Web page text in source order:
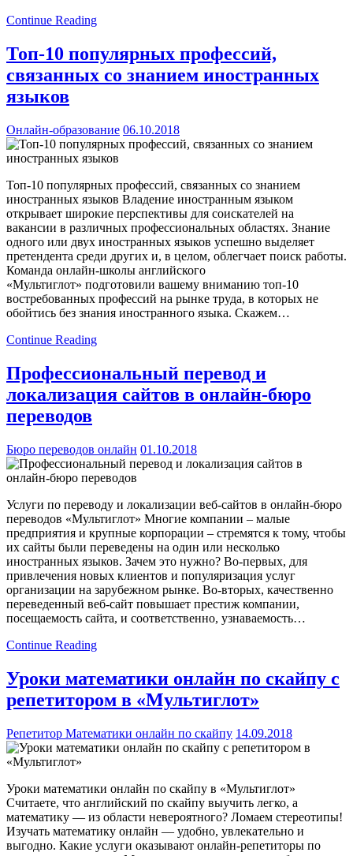
Continue Reading
Топ-10 популярных профессий,
связанных со знанием иностранных
языков
Онлайн-образование 06.10.2018
Топ-10 популярных профессий, связанных со знанием
иностранных языков Владение иностранным языком
открывает широкие перспективы для соискателей на
вакансии в различных профессиональных областях. Знание
одного или двух иностранных языков успешно выделяет
претендента среди других и, в целом, облегчает поиск работы.
Команда онлайн-школы английского
«Мультиглот» подготовили вашему вниманию топ-10
востребованных профессий на рынке труда, в которых не
обойтись без знания иностранного языка. Скажем…
Continue Reading
Профессиональный перевод и
локализация сайтов в онлайн-бюро
переводов
Бюро переводов онлайн 01.10.2018
Услуги по переводу и локализации веб-сайтов в онлайн-бюро
переводов «Мультиглот» Многие компании – малые
предприятия и крупные корпорации – стремятся к тому, чтобы
их сайты были переведены на один или несколько
иностранных языков. Зачем это нужно? Во-первых, для
привлечения новых клиентов и популяризация услуг
организации на зарубежном рынке. Во-вторых, качественно
переведенный веб-сайт повышает престиж компании,
посещаемость сайта, и соответственно, узнаваемость…
Continue Reading
Уроки математики онлайн по скайпу с
репетитором в «Мультиглот»
Репетитор Математики онлайн по скайпу 14.09.2018
Уроки математики онлайн по скайпу в «Мультиглот»
Считаете, что английский по скайпу выучить легко, а
математику — из области невероятного? Ломаем стереотипы!
Изучать математику онлайн — удобно, увлекательно и
выгодно. Какие услуги оказывают онлайн-репетиторы по